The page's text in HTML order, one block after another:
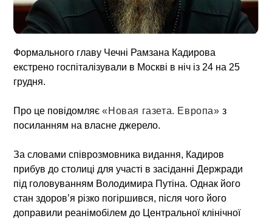
Формального главу Чечні Рамзана Кадирова
екстрено госпіталізували в Москві в ніч із 24 на 25
грудня.
Про це повідомляє«Новая газета. Европа» з
посиланням на власне джерело.
За словами співрозмовника видання, Кадиров
прибув до столиці для участі в засіданні Держради
під головуванням Володимира Путіна. Однак його
стан здоров’я різко погіршився, після чого його
доправили реанімобілем до Центральної клінічної